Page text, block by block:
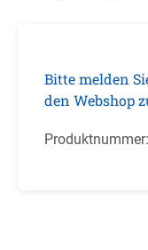
Bitte melden
den Webshop
Produktnummer: